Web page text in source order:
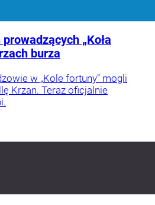
„Koła
burza
w „Kole fortuny” mogli
Krzan. Teraz oficjalnie